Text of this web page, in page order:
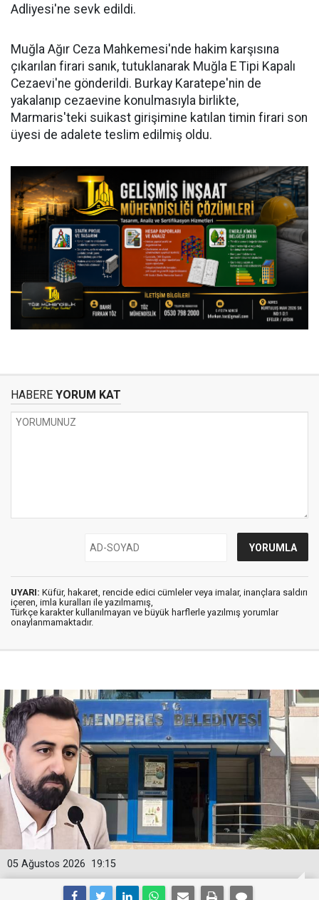
Adliyesi'ne sevk edildi.
Muğla Ağır Ceza Mahkemesi'nde hakim karşısına
çıkarılan firari sanık, tutuklanarak Muğla E Tipi Kapalı
Cezaevi'ne gönderildi. Burkay Karatepe'nin de
yakalanıp cezaevine konulmasıyla birlikte,
Marmaris'teki suikast girişimine katılan timin firari son
üyesi de adalete teslim edilmiş oldu.
HABERE YORUM KAT
UYARI: Küfür, hakaret, rencide edici cümleler veya imalar, inançlara saldırı
içeren, imla kuralları ile yazılmamış,
Türkçe karakter kullanılmayan ve büyük harflerle yazılmış yorumlar
onaylanmamaktadır.
19:15
05 Ağustos 2026